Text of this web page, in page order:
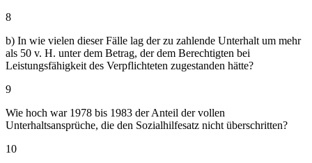
8
b) In wie vielen dieser Fälle lag der zu zahlende Unterhalt um mehr
als 50 v. H. unter dem Betrag, der dem Berechtigten bei
Leistungsfähigkeit des Verpflichteten zugestanden hätte?
9
Wie hoch war 1978 bis 1983 der Anteil der vollen
Unterhaltsansprüche, die den Sozialhilfesatz nicht überschritten?
10